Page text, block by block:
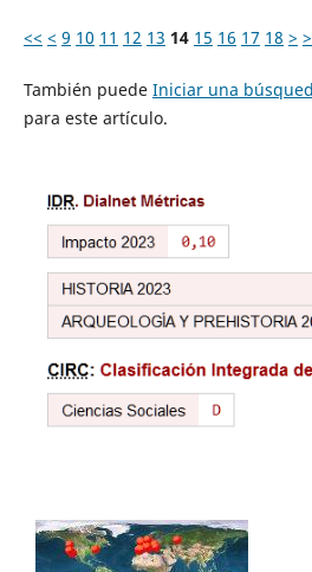
<< < 9 10 11 12 13 14 15 16 17 18 >
También puede Iniciar una
para este artículo.